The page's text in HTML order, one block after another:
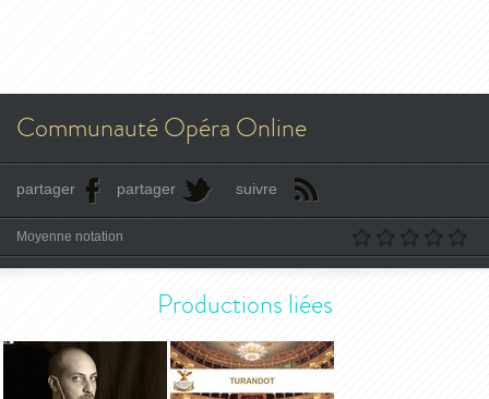
Communauté Opéra Online
partager partager suivre
Moyenne notation
Productions liées